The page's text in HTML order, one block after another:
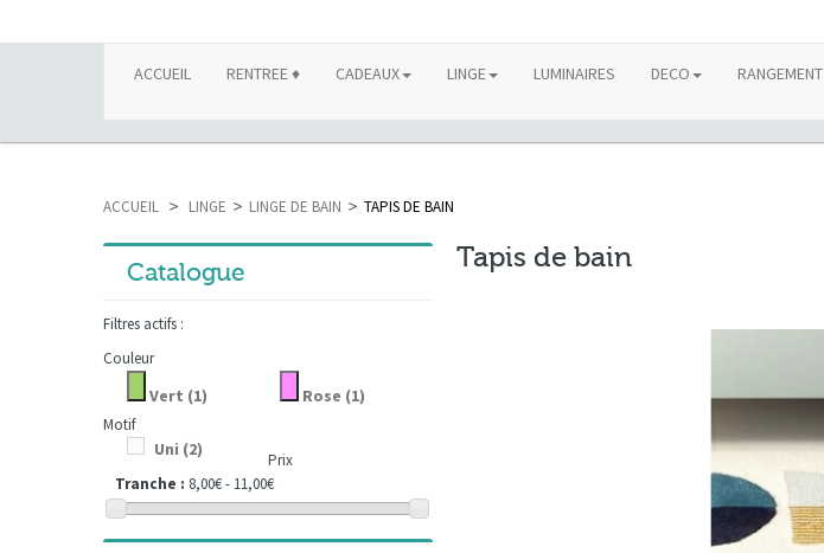
ACCUEIL RENTREE ♦ CADEAUX LINGE LUMINAIRES DECO RANGEMENT
ACCUEIL > LINGE > LINGE DE BAIN > TAPIS DE BAIN
Catalogue
Filtres actifs :
Couleur
Vert (1) Rose (1)
Motif
Uni (2)
Prix
Tranche : 8,00€ - 11,00€
Tapis de bain